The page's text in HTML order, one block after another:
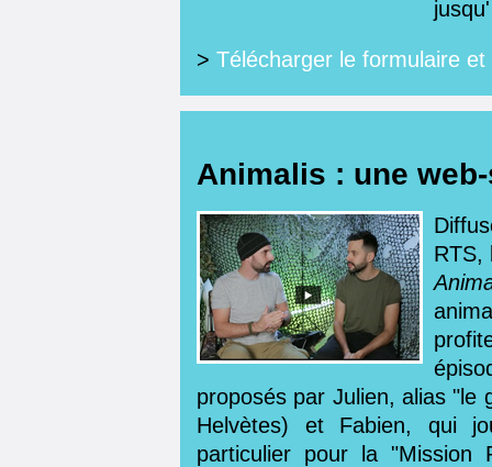
> Télécharger le formulaire
Animalis : une
RTS,
proposés par Julien, alias "le
Helvètes) et Fabien, qui
particulier pour la "Mission